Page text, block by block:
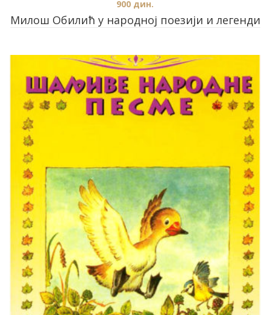
Милош Обилић у народној поезији и легенди
900 дин.